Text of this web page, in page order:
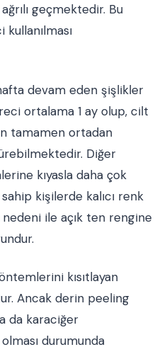
geçmektedir. Bu
devam eden şişlikler
ortalama 1 ay olup, cilt
tamamen ortadan
Diğer
kıyasla daha çok
kişilerde kalıcı renk
ile açık ten rengine
kısıtlayan
Ancak derin peeling
da karaciğer
olması durumunda